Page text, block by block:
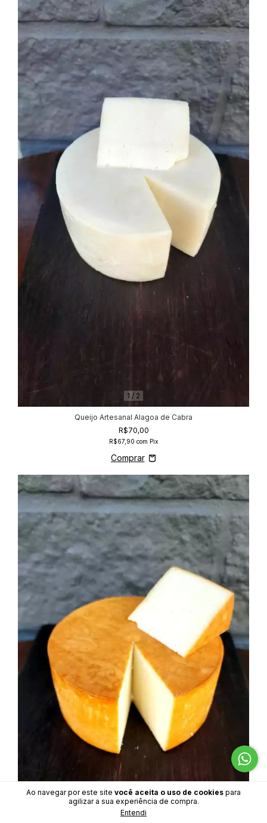
Ao navegar por este site você aceita o uso de cookies para
agilizar a sua experiência de compra.
Entendi
1 / 2
Queijo Artesanal Alagoa de Cabra
R$70,00
R$67,90 com Pix